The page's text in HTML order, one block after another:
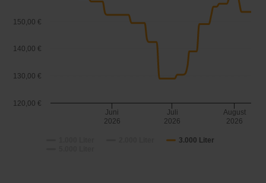
3.000 Liter
Juni
2026
Juli
2026
August
2026
120,00 €
130,00 €
140,00 €
150,00 €